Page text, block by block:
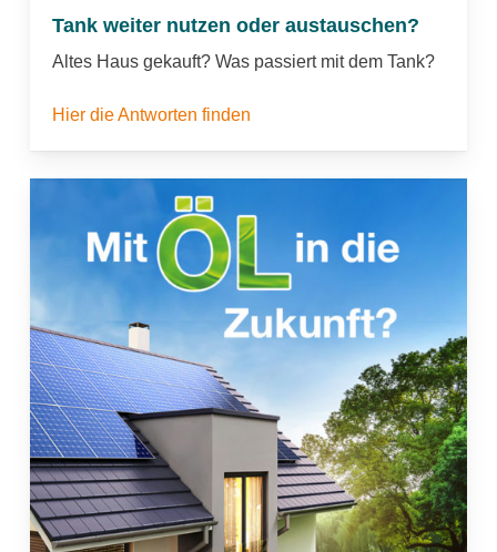
Tank weiter nutzen oder austauschen?
Altes Haus gekauft? Was passiert mit dem Tank?
Hier die Antworten finden